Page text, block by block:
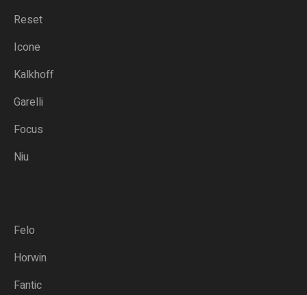
Reset
Icone
Kalkhoff
Garelli
Focus
Niu
Felo
Horwin
Fantic